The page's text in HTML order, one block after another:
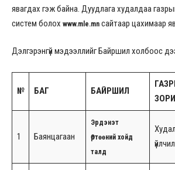
явагдах гэж байна. Дуудлага худалдаа
систем болох www.mle.mn сайтаар цахимаар
Дэлгэрэнгүй мэдээллийг Байршил холбоос
№ БАГ БАЙРШИЛ
1 Баянцагаан
Эрдэнэт
Өртөөний хойд
талд